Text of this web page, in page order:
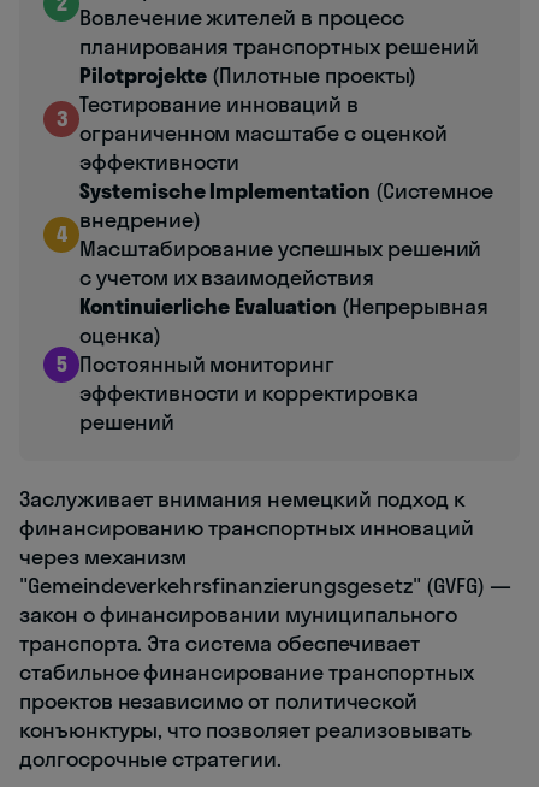
Вовлечение жителей в процесс
планирования транспортных решений
3
Pilotprojekte (Пилотные проекты)
Тестирование инноваций в
ограниченном масштабе с оценкой
эффективности
4
Systemische Implementation (Системное
внедрение)
Масштабирование успешных решений
с учетом их взаимодействия
5
Kontinuierliche Evaluation (Непрерывная
оценка)
Постоянный мониторинг
эффективности и корректировка
решений
Заслуживает внимания немецкий подход к
финансированию транспортных инноваций
через механизм
"Gemeindeverkehrsfinanzierungsgesetz" (GVFG) —
закон о финансировании муниципального
транспорта. Эта система обеспечивает
стабильное финансирование транспортных
проектов независимо от политической
конъюнктуры, что позволяет реализовывать
долгосрочные стратегии.